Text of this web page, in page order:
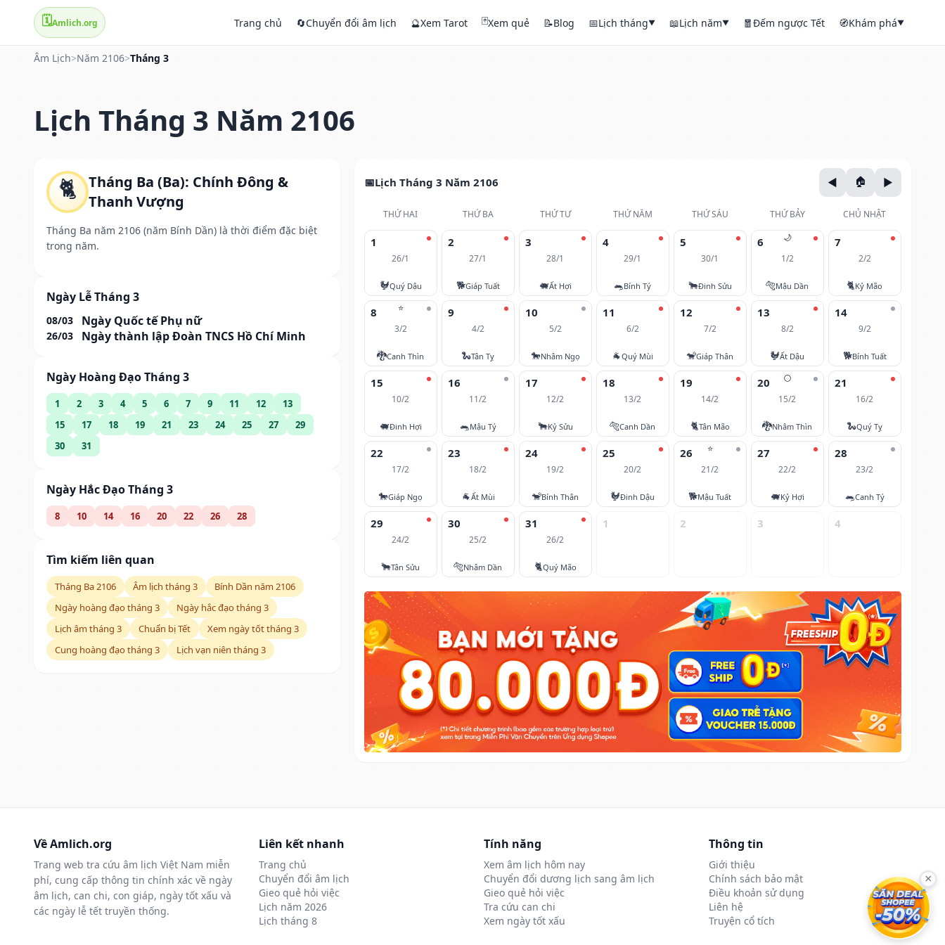
🗓️Amlich.org Trang chủ 🔄Chuyển đổi âm lịch 🔮Xem Tarot 🃏Xem quẻ 📝Blog 📅Lịch tháng▼ 📖Lịch năm▼ 🧧Đếm ngược Tết 🧭Khám phá▼
Âm Lịch>Năm 2106>Tháng 3
Lịch Tháng 3 Năm 2106
🐈
Tháng Ba (Ba): Chính Đông &
Thanh Vượng
Tháng Ba năm 2106 (năm Bính Dần) là thời điểm đặc biệt
trong năm.
Ngày Lễ Tháng 3
08/03 Ngày Quốc tế Phụ nữ
26/03 Ngày thành lập Đoàn TNCS Hồ Chí Minh
Ngày Hoàng Đạo Tháng 3
1 2 3 4 5 6 7 9 11 12
13
15
17 18 19 21 23 24 25 27
29
30
31
Ngày Hắc Đạo Tháng 3
8 10 14 16 20 22 26 28
Tìm kiếm liên quan
Tháng Ba 2106 Âm lịch tháng 3
Bính Dần năm 2106
Ngày hoàng đạo tháng 3
Ngày hắc đạo tháng 3
Lịch âm tháng 3
Chuẩn bị Tết
Xem ngày tốt tháng 3
Cung hoàng đạo tháng 3
Lịch vạn niên tháng 3
Lịch Tháng 3 Năm 2106
THỨ HAI THỨ BA THỨ TƯ THỨ NĂM THỨ SÁU THỨ BẢY CHỦ NHẬT
1
26/1
🐓Quý Dậu
2
27/1
🐕Giáp Tuất
3
28/1
🐖Ất Hợi
4
29/1
🐀Bính Tý
5
30/1
🐂Đinh Sửu
🌙
6
1/2
🐅Mậu Dần
7
2/2
🐈Kỷ Mão
⭐
8
3/2
🐉Canh Thìn
9
4/2
🐍Tân Tỵ
10
5/2
🐎Nhâm Ngọ
11
6/2
🐐Quý Mùi
12
7/2
🐒Giáp Thân
13
8/2
🐓Ất Dậu
14
9/2
🐕Bính Tuất
15
10/2
🐖Đinh Hợi
16
11/2
🐀Mậu Tý
17
12/2
🐂Kỷ Sửu
18
13/2
🐅Canh Dần
19
14/2
🐈Tân Mão
🌕
20
15/2
🐉Nhâm Thìn
21
16/2
🐍Quý Tỵ
22
17/2
🐎Giáp Ngọ
23
18/2
🐐Ất Mùi
24
19/2
🐒Bính Thân
25
20/2
🐓Đinh Dậu
⭐
26
21/2
🐕Mậu Tuất
27
22/2
🐖Kỷ Hợi
28
23/2
🐀Canh Tý
29
24/2
🐂Tân Sửu
30
25/2
🐅Nhâm Dần
31
26/2
🐈Quý Mão
1 2 3 4
Về Amlich.org
Trang web tra cứu âm lịch Việt Nam miễn
phí, cung cấp thông tin chính xác về ngày
âm lịch, can chi, con giáp, ngày tốt xấu và
các ngày lễ tết truyền thống.
Liên kết nhanh
Trang chủ
Chuyển đổi âm lịch
Gieo quẻ hỏi việc
Lịch năm 2026
Lịch tháng 8
Tính năng
Xem âm lịch hôm nay
Chuyển đổi dương lịch sang âm lịch
Gieo quẻ hỏi việc
Tra cứu can chi
Xem ngày tốt xấu
Thông tin
Giới thiệu
Chính sách bảo mật
Điều khoản sử dụng
Liên hệ
Truyện cổ tích
×